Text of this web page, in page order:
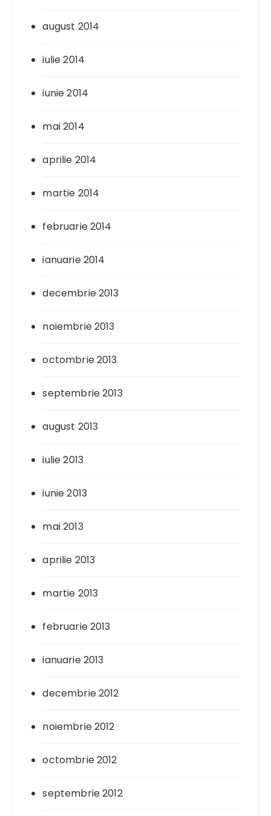
august 2014
iulie 2014
iunie 2014
mai 2014
aprilie 2014
martie 2014
februarie 2014
ianuarie 2014
decembrie 2013
noiembrie 2013
octombrie 2013
septembrie 2013
august 2013
iulie 2013
iunie 2013
mai 2013
aprilie 2013
martie 2013
februarie 2013
ianuarie 2013
decembrie 2012
noiembrie 2012
octombrie 2012
septembrie 2012